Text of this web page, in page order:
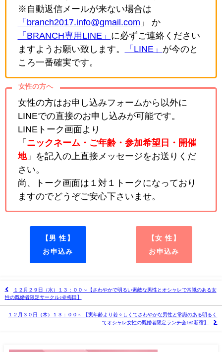
※自動返信メールが来ない場合は
「branch2017.info@gmail.com 」 か
「BRANCH専用LINE」 に必ずご連絡ください
ますようお願い致します。
「LINE」 が今のと
ころ一番確実です。
女性の方へ
女性の方はお申し込みフォームから以外に
LINEでの直接のお申し込みが可能です。
LINEトーク画面より
「 ニックネーム・ご年齢・参加希望日・開催
地」を記入の上直接メッセージをお送りくだ
さい。
尚、トーク画面は１対１トークになっており
ますのでどうぞご安心下さいませ。
【男 性】
お申込み
【女 性】
お申込み
１２月２９日（水）１３：００～【さわやかで明るい素敵な男性とオシャレで常識のある女
性の既婚者限定サークル♪＠梅田】
１２月３０日（木）１３：００～ 【実年齢より若々しくてさわやかな男性と常識のある明るく
てオシャレ女性の既婚者限定ランチ会♪＠新宿】